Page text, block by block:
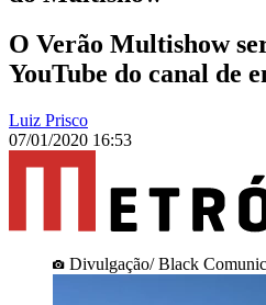
O Verão Multishow
YouTube do canal de
Luiz Prisco
07/01/2020 16:53
Divulgação/ Black